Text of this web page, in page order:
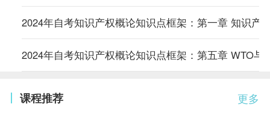
2024年自考知识产权概论知识点框架：第一章 知识产
2024年自考知识产权概论知识点框架：第五章 WTO与
更多
课程推荐